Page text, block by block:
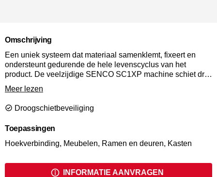
Omschrijving
Een uniek systeem dat materiaal samenklemt, fixeert en
ondersteunt gedurende de hele levenscyclus van het
product. De veelzijdige SENCO SC1XP machine schiet drie
lengtes Senclamps en zorgt voor sterkere verbindingen, met
minder schoten. Hij is ontworpen voor een breed scala aan
houtbevestigingstoepassingen die beter, sneller en
goedkoper uit te voeren zijn.
Meer lezen
Droogschietbeveiliging
Toepassingen
Hoekverbinding, Meubelen, Ramen en deuren, Kasten
INFORMATIE AANVRAGEN